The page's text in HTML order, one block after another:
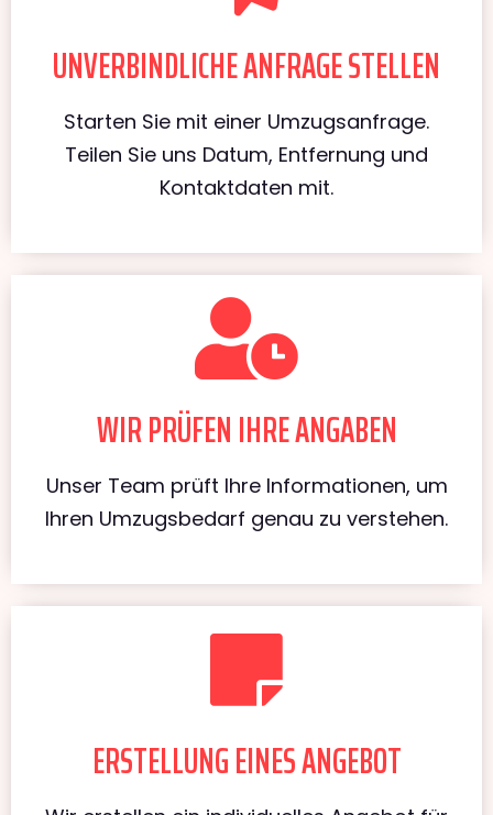
UNVERBINDLICHE ANFRAGE STELLEN
Starten Sie mit einer Umzugsanfrage.
Teilen Sie uns Datum, Entfernung und
Kontaktdaten mit.
WIR PRÜFEN IHRE ANGABEN
Unser Team prüft Ihre Informationen, um
Ihren Umzugsbedarf genau zu verstehen.
ERSTELLUNG EINES ANGEBOT